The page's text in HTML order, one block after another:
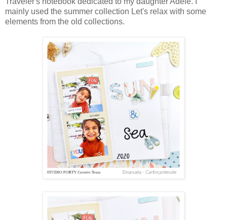
mainly used the summer collection Let's relax with some
elements from the old collections.